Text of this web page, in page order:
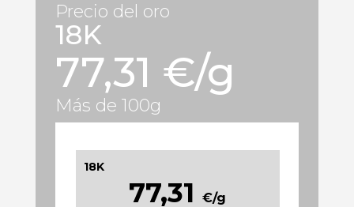
Precio del oro
18K
77,31 €/g
Más de 100g
18K
77,31€/g